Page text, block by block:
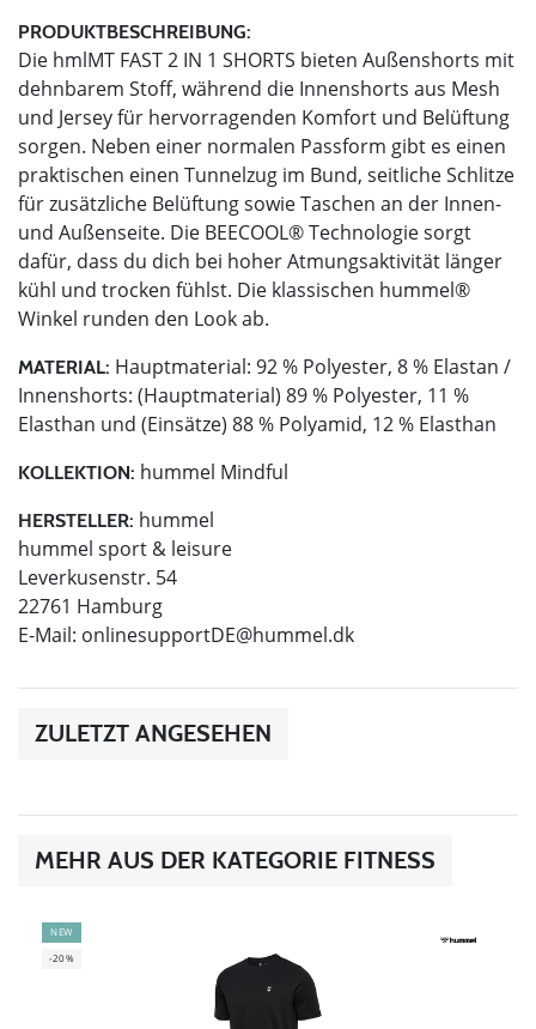
PRODUKTBESCHREIBUNG:
Die hmlMT FAST 2 IN 1 SHORTS bieten Außenshorts mit
dehnbarem Stoff, während die Innenshorts aus Mesh
und Jersey für hervorragenden Komfort und Belüftung
sorgen. Neben einer normalen Passform gibt es einen
praktischen einen Tunnelzug im Bund, seitliche Schlitze
für zusätzliche Belüftung sowie Taschen an der Innen-
und Außenseite. Die BEECOOL® Technologie sorgt
dafür, dass du dich bei hoher Atmungsaktivität länger
kühl und trocken fühlst. Die klassischen hummel®
Winkel runden den Look ab.
MATERIAL: Hauptmaterial: 92 % Polyester, 8 % Elastan /
Innenshorts: (Hauptmaterial) 89 % Polyester, 11 %
Elasthan und (Einsätze) 88 % Polyamid, 12 % Elasthan
KOLLEKTION: hummel Mindful
HERSTELLER: hummel
hummel sport & leisure
Leverkusenstr. 54
22761 Hamburg
E-Mail: onlinesupportDE@hummel.dk
ZULETZT ANGESEHEN
MEHR AUS DER KATEGORIE FITNESS
NEW
-20%